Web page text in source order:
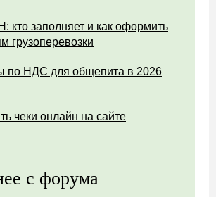
кто заполняет и как оформить
грузоперевозки
по НДС для общепита в 2026
чеки онлайн на сайте
с форума